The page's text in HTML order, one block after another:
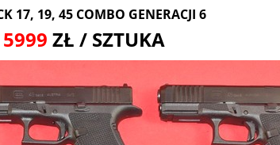
17, 19, 45 COMBO GENERACJI 6
5999 ZŁ / SZTUKA